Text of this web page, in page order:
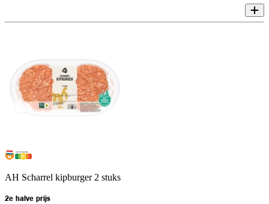
AH Scharrel kipburger 2 stuks
2e halve prijs